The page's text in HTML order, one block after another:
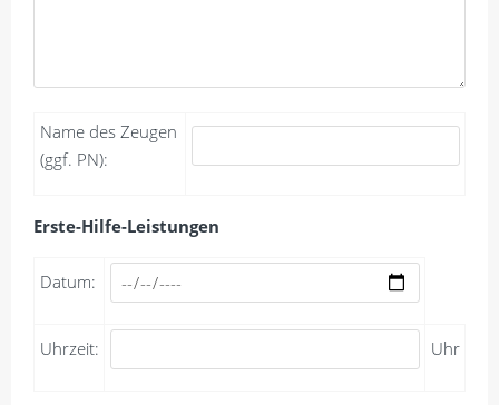
Name des Zeugen
(ggf. PN):
Erste-Hilfe-Leistungen
Datum:
Uhrzeit: Uhr